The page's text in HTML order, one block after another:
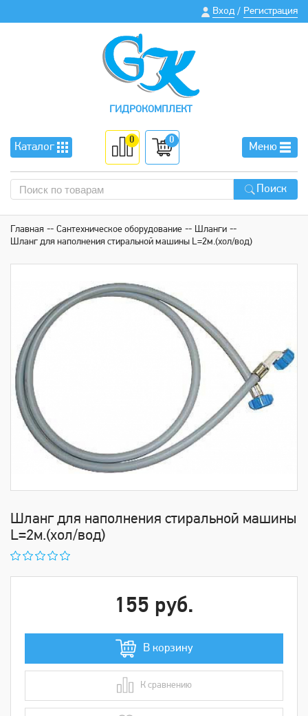
Вход / Регистрация
ГИДРОКОМПЛЕКТ
Каталог
0 0
Меню
Поиск
Главная Сантехническое оборудование
Шланги
Шланг для наполнения стиральной машины L=2м.(хол/вод)
Шланг для наполнения стиральной машины
L=2м.(хол/вод)
155 руб.
В корзину
К сравнению
В сравнении